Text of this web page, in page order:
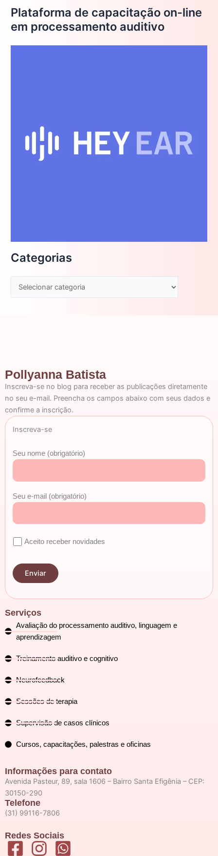
Plataforma de capacitação on-line
em processamento auditivo
Categorias
Pollyanna Batista
Inscreva-se no blog para receber as publicações diretamente
no seu e-mail. Preencha os campos abaixo com seus dados e
confirme a inscrição.
Inscreva-se
Seu nome (obrigatório)
Seu e-mail (obrigatório)
Aceito receber novidades
Serviços
Avaliação do processamento auditivo, linguagem e
aprendizagem
Treinamento auditivo e cognitivo
Neurofeedback
Sessões de terapia
Supervisão de casos clínicos
Cursos, capacitações, palestras e oficinas
Informações para contato
Avenida Pasteur, 89, sala 1606 – Bairro Santa Efigênia – CEP:
30150-290
Telefone
(31) 99116-7806
Redes Sociais